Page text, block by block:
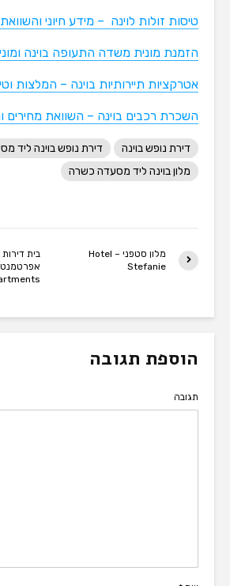
טיסות זולות לוינה – מידע חיוני
הזמנת מונית משדה התעופה בוינה
אטרקציות תיירותיות בוינה – המלצות
השכרת רכבים בוינה – השוואת מחירים
דירת נופש בוינה
דירת נופש בוינה ליד
מלון בוינה ליד מסעדה כשרה
בית
מלון סטפני – Hotel
Stefanie
הוספת תגובה
תגובה